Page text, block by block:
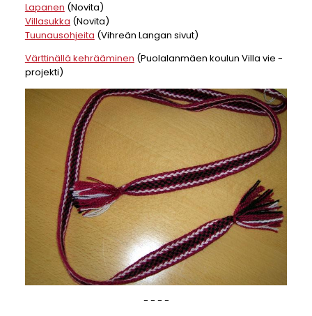
Lapanen (Novita)
Villasukka (Novita)
Tuunausohjeita (Vihreän Langan sivut)
Värttinällä kehrääminen (Puolalanmäen koulun Villa vie -
projekti)
- - - -